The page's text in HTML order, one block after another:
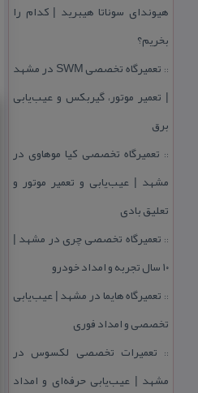
هیوندای سوناتا هیبرید | كدام را
بخریم؟
::
تعمیرگاه تخصصی SWM در مشهد
| تعمیر موتور، گیربكس و عیب‌یابی
برق
:: تعمیرگاه تخصصی كیا موهاوی در
مشهد | عیب‌یابی و تعمیر موتور و
تعلیق بادی
:: تعمیرگاه تخصصی چری در مشهد |
۱۰ سال تجربه و امداد خودرو
:: تعمیرگاه هایما در مشهد | عیب‌یابی
تخصصی و امداد فوری
:: تعمیرات تخصصی لكسوس در
مشهد | عیب‌یابی حرفه‌ای و امداد